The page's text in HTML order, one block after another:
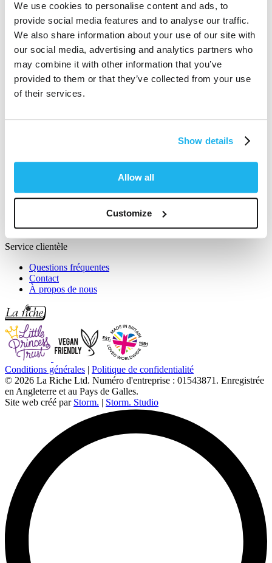
We use cookies to personalise content and ads, to
provide social media features and to analyse our traffic.
We also share information about your use of our site with
our social media, advertising and analytics partners who
may combine it with other information that you’ve
provided to them or that they’ve collected from your use
of their services.
Show details
Allow all
Customize
Économisez tout en dépensantavec Directions Rewards
Follow us on Facebook
Follow us on Instagram
Follow us on YouTube
Éclaircissement des cheveux
Articles promotionnels
Tous les produits
Service clientèle
Questions fréquentes
Contact
À propos de nous
Conditions générales | Politique de confidentialité
© 2026 La Riche Ltd. Numéro d'entreprise : 01543871. Enregistrée
en Angleterre et au Pays de Galles.
Site web créé par Storm. | Storm. Studio